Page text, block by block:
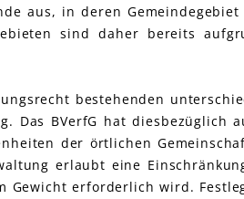
aus, in deren
sind daher bereits
bestehenden
Das BVerfG hat diesbezüglich
der örtlichen
erlaubt eine
erforderlich wird.